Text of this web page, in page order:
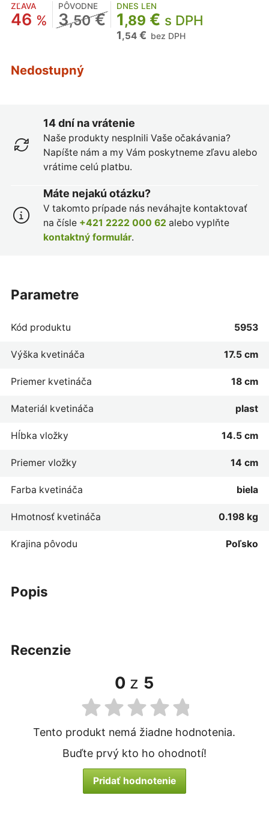
ZĽAVA
46 %
PÔVODNE
3,50€
DNES LEN
1,89 € s DPH
1,54€ bez DPH
Nedostupný
14 dní na vrátenie
Naše produkty nesplnili Vaše očakávania?
Napíšte nám a my Vám poskytneme zľavu alebo
vrátime celú platbu.
Máte nejakú otázku?
V takomto prípade nás neváhajte kontaktovať
na čísle +421 2222 000 62 alebo vyplňte
kontaktný formulár.
popis
parametre
Kód produktu 5953
Výška kvetináča 17.5 cm
Priemer kvetináča 18 cm
Materiál kvetináča plast
Hĺbka vložky 14.5 cm
Priemer vložky 14 cm
Farba kvetináča biela
Hmotnosť kvetináča 0.198 kg
Krajina pôvodu Poľsko
recenzie
0 z 5
Tento produkt nemá žiadne hodnotenia.
Buďte prvý kto ho ohodnotí!
Pridať hodnotenie